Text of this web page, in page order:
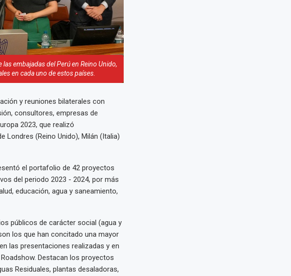
embajadas del Perú en Reino Unido,
en cada uno de estos países.
y reuniones bilaterales con
consultores, empresas de
2023, que realizó
Londres (Reino Unido), Milán (Italia)
el portafolio de 42 proyectos
del periodo 2023 - 2024, por más
educación, agua y saneamiento,
públicos de carácter social (agua y
los que han concitado una mayor
las presentaciones realizadas y en
Destacan los proyectos
Residuales, plantas desaladoras,